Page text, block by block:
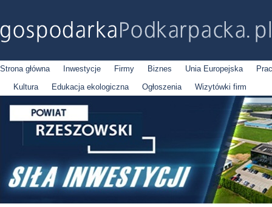
Strona główna Inwestycje Firmy Biznes Unia Europejska
Kultura
Edukacja ekologiczna Ogłoszenia Wizytówki firm